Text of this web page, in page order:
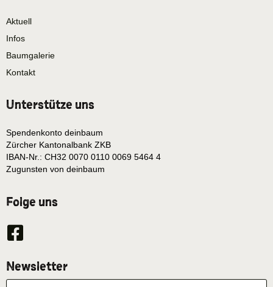
Aktuell
Infos
Baumgalerie
Kontakt
Unterstütze uns
Spendenkonto deinbaum
Zürcher Kantonalbank ZKB
IBAN-Nr.: CH32 0070 0110 0069 5464 4
Zugunsten von deinbaum
Folge uns
Newsletter